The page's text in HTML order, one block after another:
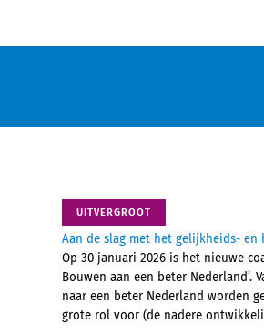
UITVERGROOT
Aan de slag met het gelijkheids- en
Op 30 januari 2026 is het nieuwe
Bouwen aan een beter
naar een beter Nederland worden
grote rol voor (de nadere